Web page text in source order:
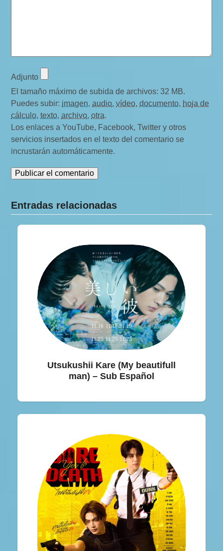
Adjunto
El tamaño máximo de subida de archivos: 32 MB.
Puedes subir: imagen,audio,vídeo,documento, hoja de
cálculo,texto,archivo,otra.
Los enlaces a YouTube, Facebook, Twitter y otros
servicios insertados en el texto del comentario se
incrustarán automáticamente.
Entradas relacionadas
Utsukushii Kare (My beautifull
man) – Sub Español